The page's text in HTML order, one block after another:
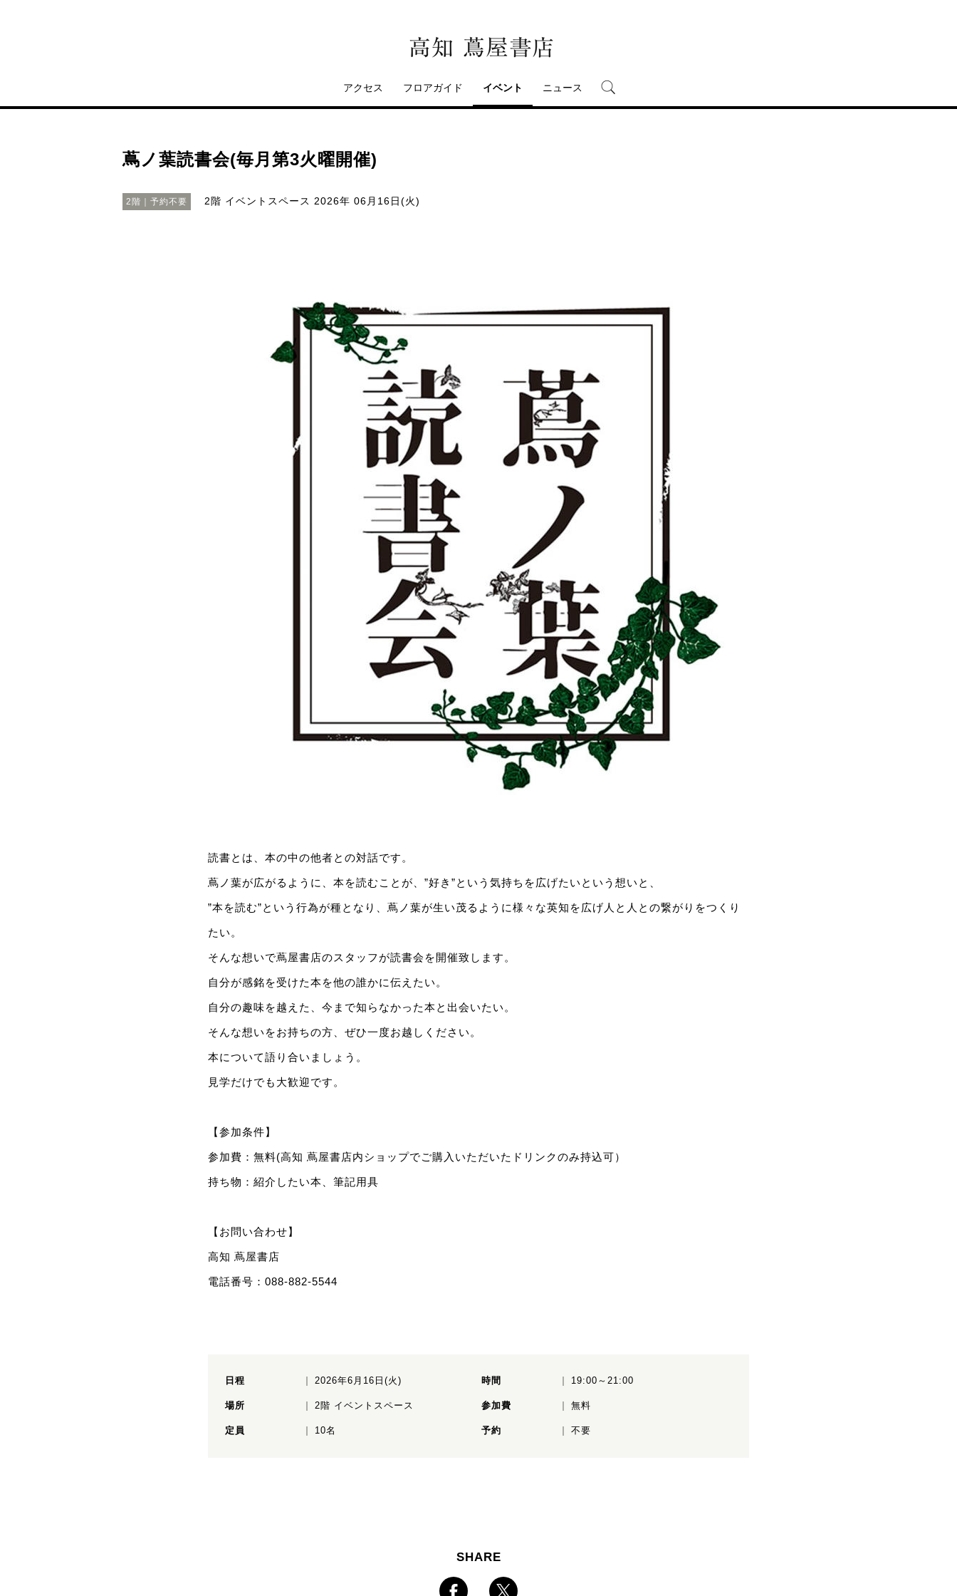
アクセス フロアガイド イベント ニュース
蔦ノ葉読書会(毎月第3火曜開催)
2階｜予約不要 2階 イベントスペース 2026年 06月16日(火)
読書とは、本の中の他者との対話です。
蔦ノ葉が広がるように、本を読むことが、”好き”という気持ちを広げたいという想いと、
”本を読む”という行為が種となり、蔦ノ葉が生い茂るように様々な英知を広げ人と人との繋がりをつくり
たい。
そんな想いで蔦屋書店のスタッフが読書会を開催致します。
自分が感銘を受けた本を他の誰かに伝えたい。
自分の趣味を越えた、今まで知らなかった本と出会いたい。
そんな想いをお持ちの方、ぜひ一度お越しください。
本について語り合いましょう。
見学だけでも大歓迎です。
【参加条件】
参加費：無料(高知 蔦屋書店内ショップでご購入いただいたドリンクのみ持込可）
持ち物：紹介したい本、筆記用具
【お問い合わせ】
高知 蔦屋書店
電話番号：088-882-5544
日程 2026年6月16日(火) 時間 19:00～21:00
場所 2階 イベントスペース 参加費 無料
定員 10名 予約 不要
SHARE